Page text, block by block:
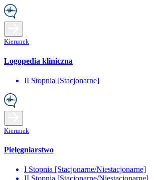
Kierunek
Logopedia kliniczna
II Stopnia [Stacjonarne]
Kierunek
Pielęgniarstwo
I Stopnia [Stacjonarne/Niestacjonarne]